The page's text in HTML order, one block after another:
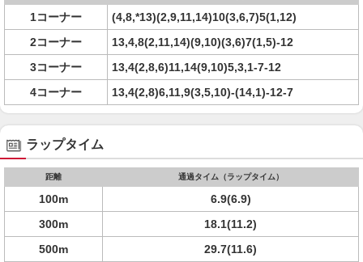
1コーナー
(4,8,*13)(2,9,11,14)10(3,6,7)5(1,12)
2コーナー
13,4,8(2,11,14)(9,10)(3,6)7(1,5)-12
3コーナー
13,4(2,8,6)11,14(9,10)5,3,1-7-12
4コーナー
13,4(2,8)6,11,9(3,5,10)-(14,1)-12-7
ラップタイム
距離 通過タイム（ラップタイム）
100m
6.9(6.9)
300m
18.1(11.2)
500m
29.7(11.6)